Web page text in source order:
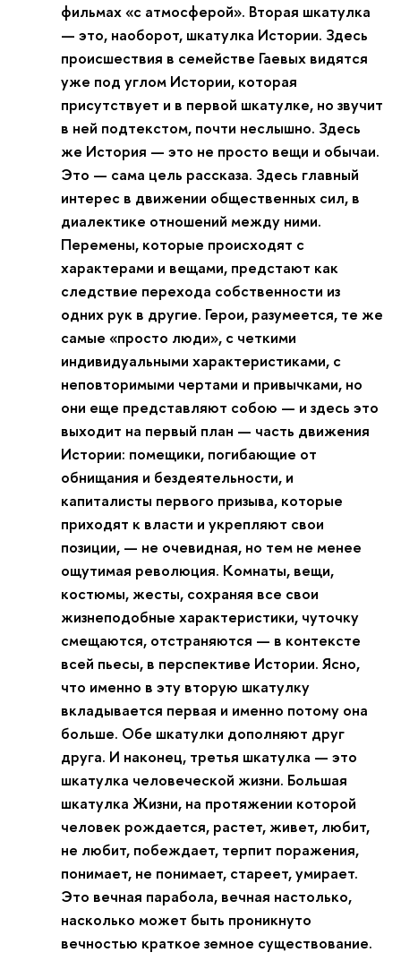
фильмах «с атмосферой». Вторая шкатулка
— это, наоборот, шкатулка Истории. Здесь
происшествия в семействе Гаевых видятся
уже под углом Истории, которая
присутствует и в первой шкатулке, но звучит
в ней подтекстом, почти неслышно. Здесь
же История — это не просто вещи и обычаи.
Это — сама цель рассказа. Здесь главный
интерес в движении общественных сил, в
диалектике отношений между ними.
Перемены, которые происходят с
характерами и вещами, предстают как
следствие перехода собственности из
одних рук в другие. Герои, разумеется, те же
самые «просто люди», с четкими
индивидуальными характеристиками, с
неповторимыми чертами и привычками, но
они еще представляют собою — и здесь это
выходит на первый план — часть движения
Истории: помещики, погибающие от
обнищания и бездеятельности, и
капиталисты первого призыва, которые
приходят к власти и укрепляют свои
позиции, — не очевидная, но тем не менее
ощутимая революция. Комнаты, вещи,
костюмы, жесты, сохраняя все свои
жизнеподобные характеристики, чуточку
смещаются, отстраняются — в контексте
всей пьесы, в перспективе Истории. Ясно,
что именно в эту вторую шкатулку
вкладывается первая и именно потому она
больше. Обе шкатулки дополняют друг
друга. И наконец, третья шкатулка — это
шкатулка человеческой жизни. Большая
шкатулка Жизни, на протяжении которой
человек рождается, растет, живет, любит,
не любит, побеждает, терпит поражения,
понимает, не понимает, стареет, умирает.
Это вечная парабола, вечная настолько,
насколько может быть проникнуто
вечностью краткое земное существование.